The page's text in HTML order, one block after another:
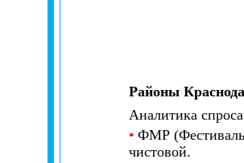
Районы
Аналитика
• ФМР
чистовой.